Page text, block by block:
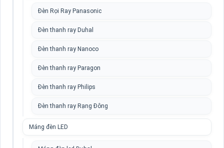
Đèn Rọi Ray Panasonic
Đèn thanh ray Duhal
Đèn thanh ray Nanoco
Đèn thanh ray Paragon
Đèn thanh ray Philips
Đèn thanh ray Rạng Đông
Máng đèn LED